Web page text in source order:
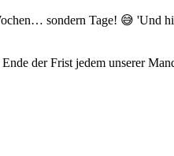
sondern Tage! 😅 'Und
der Frist jedem unserer